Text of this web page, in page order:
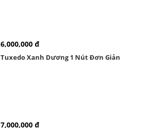
6,000,000 đ
Tuxedo Xanh Dương 1 Nút Đơn Giản
7,000,000 đ